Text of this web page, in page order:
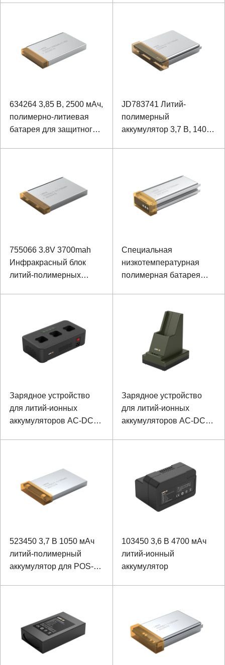
634264 3,85 В, 2500 мАч,
полимерно-литиевая
батарея для защитного
JD783741 Литий-
полимерный
аккумулятор 3,7 В, 140
755066 3.8V 3700mah
Инфракрасный блок
литий-полимерных
Специальная
низкотемпературная
полимерная батарея
Зарядное устройство
для литий-ионных
аккумуляторов AC-DC
Зарядное устройство
для литий-ионных
аккумуляторов AC-DC
523450 3,7 В 1050 мАч
литий-полимерный
аккумулятор для POS-
103450 3,6 В 4700 мАч
литий-ионный
аккумулятор